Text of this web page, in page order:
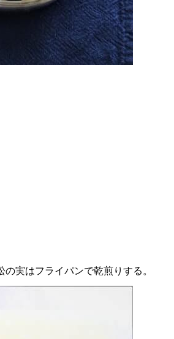
実はフライパンで乾煎りする。